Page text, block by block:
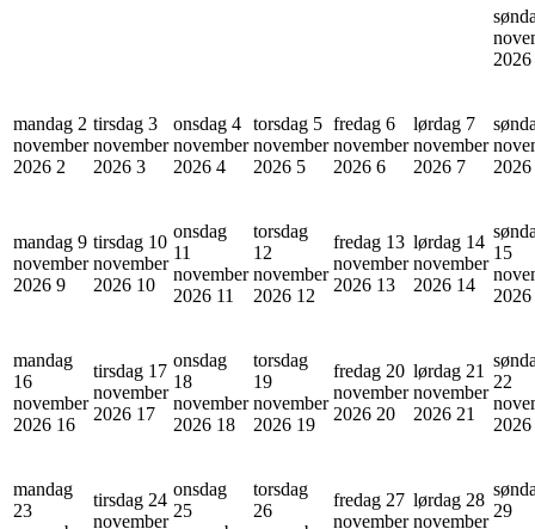
2026
mandag 2
november
2026 2
tirsdag 3
november
2026 3
onsdag 4
november
2026 4
torsdag 5
november
2026 5
fredag 6
november
2026 6
lørdag 7
november
2026 7
2026
mandag 9
november
2026 9
tirsdag 10
november
2026 10
onsdag
11
november
2026 11
torsdag
12
november
2026 12
fredag 13
november
2026 13
lørdag 14
november
2026 14
15
2026
mandag
16
november
2026 16
tirsdag 17
november
2026 17
onsdag
18
november
2026 18
torsdag
19
november
2026 19
fredag 20
november
2026 20
lørdag 21
november
2026 21
22
2026
mandag
23
tirsdag 24
november
onsdag
25
torsdag
26
fredag 27
november
lørdag 28
november
29